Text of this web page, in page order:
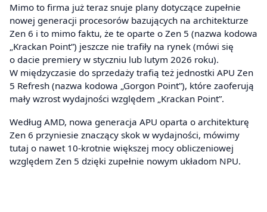
Mimo to firma już teraz snuje plany dotyczące zupełnie
nowej generacji procesorów bazujących na architekturze
Zen 6 i to mimo faktu, że te oparte o Zen 5 (nazwa kodowa
„Krackan Point”) jeszcze nie trafiły na rynek (mówi się
o dacie premiery w styczniu lub lutym 2026 roku).
W międzyczasie do sprzedaży trafią też jednostki APU Zen
5 Refresh (nazwa kodowa „Gorgon Point”), które zaoferują
mały wzrost wydajności względem „Krackan Point”.
Według AMD, nowa generacja APU oparta o architekturę
Zen 6 przyniesie znaczący skok w wydajności, mówimy
tutaj o nawet 10-krotnie większej mocy obliczeniowej
względem Zen 5 dzięki zupełnie nowym układom NPU.